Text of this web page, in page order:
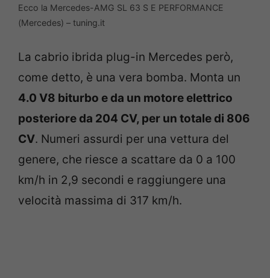
Ecco la Mercedes-AMG SL 63 S E PERFORMANCE
(Mercedes) – tuning.it
La cabrio ibrida plug-in Mercedes però,
come detto, è una vera bomba. Monta un
4.0 V8 biturbo e da un motore elettrico
posteriore da 204 CV, per un totale di 806
CV. Numeri assurdi per una vettura del
genere, che riesce a scattare da 0 a 100
km/h in 2,9 secondi e raggiungere una
velocità massima di 317 km/h.